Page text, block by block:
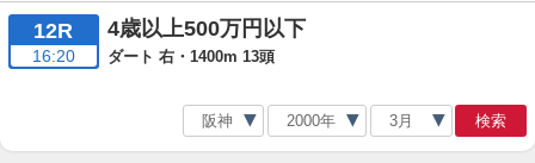
12R
16:20
4歳以上500万円以下
ダート 右・1400m 13頭
検索